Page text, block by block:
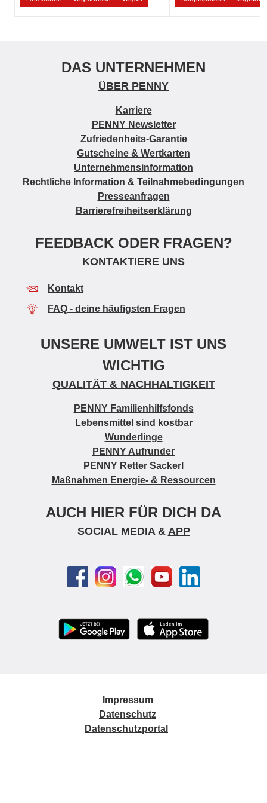
DAS UNTERNEHMEN
ÜBER PENNY
Karriere
PENNY Newsletter
Zufriedenheits-Garantie
Gutscheine & Wertkarten
Unternehmensinformation
Rechtliche Information & Teilnahmebedingungen
Presseanfragen
Barrierefreiheitserklärung
FEEDBACK ODER FRAGEN?
KONTAKTIERE UNS
Kontakt
FAQ - deine häufigsten Fragen
UNSERE UMWELT IST UNS
WICHTIG
QUALITÄT & NACHHALTIGKEIT
PENNY Familienhilfsfonds
Lebensmittel sind kostbar
Wunderlinge
PENNY Aufrunder
PENNY Retter Sackerl
Maßnahmen Energie- & Ressourcen
AUCH HIER FÜR DICH DA
SOCIAL MEDIA & APP
Impressum
Datenschutz
Datenschutzportal